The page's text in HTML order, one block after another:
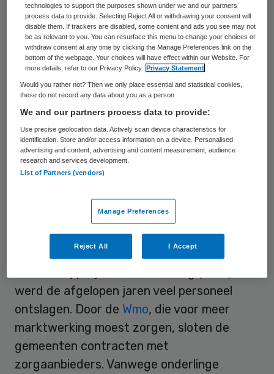
Subsidieregeling alfahulpen
Voormalig staatssecretaris van VWS Jet
Bussemaker (PvdA) stelde vorig jaar
zeventien miljoen euro beschikbaar
waarmee thuiszorginstellingen voormalige
alfahulpen weer in dienst konden nemen. De
subsidieregeling diende ervoor te zorgen
dat de instellingen weer voldoende
Als gevolg van de invoering van de Wet
werd de afgelopen jaren veel personeel
ontslagen. Door de Wmo, die voor meer
marktwerking moest zorgen, sloten de
gemeenten contracten met
zorgaanbieders. Vanwege onderlinge
technologies to support the purposes shown under we and our partners
process data to provide. Selecting Reject All or withdrawing your consent will
disable them. If trackers are disabled, some content and ads you see may not
be as relevant to you. You can resurface this menu to change your choices or
withdraw consent at any time by clicking the Manage Preferences link on the
bottom of the webpage. Your choices will have effect within our Website. For
more details, refer to our Privacy Policy.
Privacy Statement
Would you rather not? Then we only place essential and statistical cookies,
these do not record any data about you as a person
We and our partners process data to provide:
Use precise geolocation data. Actively scan device characteristics for
identification. Store and/or access information on a device. Personalised
advertising and content, advertising and content measurement, audience
research and services development.
List of Partners (vendors)
Manage Preferences
Reject All I Accept